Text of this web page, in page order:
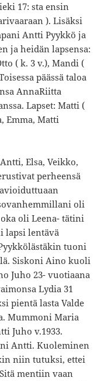
17: sta ensin
). Lisäksi
Antti Pyykkö ja
ja heidän lapsensa:
( k. 3 v.), Mandi (
päässä taloa
AnnaRiitta
Lapset: Matti (
Emma, Matti
Elsa, Veikko,
perheensä
oli
oli Leena- tätini
lapsi lentävä
tuoni
Siskoni Aino kuoli
Juho 23- vuotiaana
Lydia 31
pientä lasta Valde
Mummoni Maria
Juho v.1933.
Antti. Kuoleminen
niin tutuksi, ettei
mentiin vaan